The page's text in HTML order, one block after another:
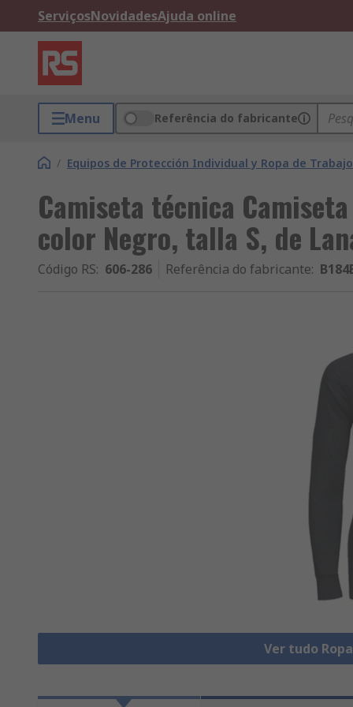
ServiçosNovidadesAjuda online
Menu Referência do fabricante
/ Equipos de Protección Individual y Ropa de Trabajo
Camiseta técnica
color Negro, talla S, de
Código RS: 606-286 Referência do fabricante:
Ver tudo